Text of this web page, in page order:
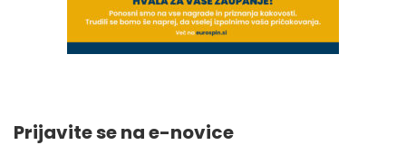
Prijavite se na e-novice